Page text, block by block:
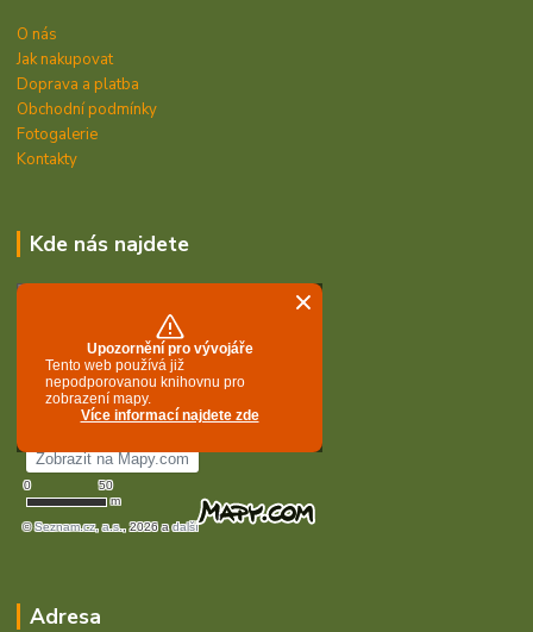
O nás
Jak nakupovat
Doprava a platba
Obchodní podmínky
Fotogalerie
Kontakty
Kde nás najdete
Adresa